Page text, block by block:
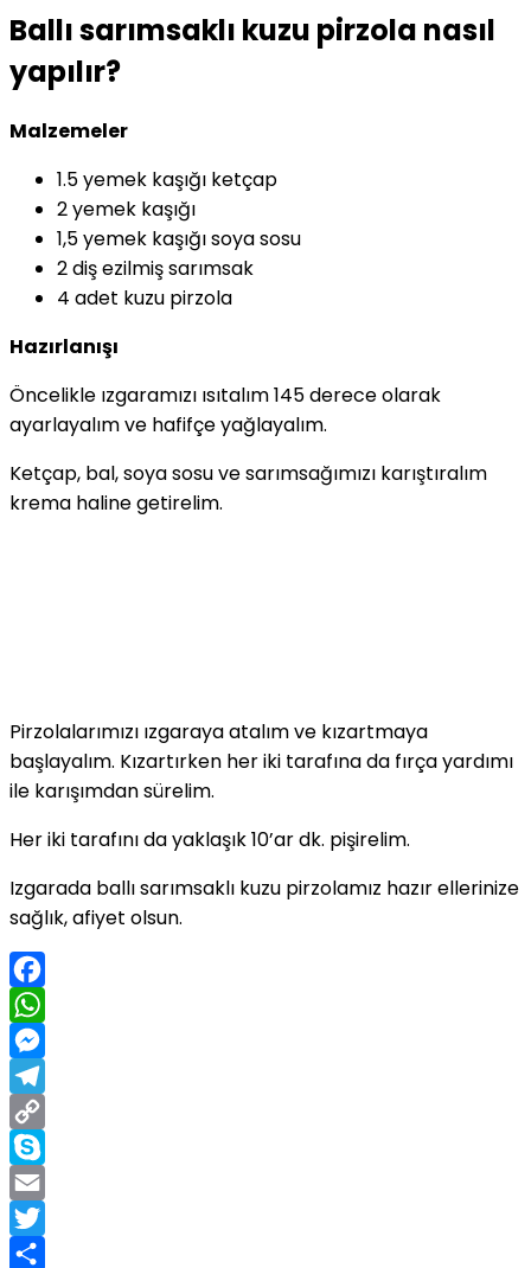
Ballı sarımsaklı kuzu pirzola nasıl
yapılır?
Malzemeler
1.5 yemek kaşığı ketçap
2 yemek kaşığı
1,5 yemek kaşığı soya sosu
2 diş ezilmiş sarımsak
4 adet kuzu pirzola
Hazırlanışı
Öncelikle ızgaramızı ısıtalım 145 derece olarak
ayarlayalım ve hafifçe yağlayalım.
Ketçap, bal, soya sosu ve sarımsağımızı karıştıralım
krema haline getirelim.
Pirzolalarımızı ızgaraya atalım ve kızartmaya
başlayalım. Kızartırken her iki tarafına da fırça yardımı
ile karışımdan sürelim.
Her iki tarafını da yaklaşık 10’ar dk. pişirelim.
Izgarada ballı sarımsaklı kuzu pirzolamız hazır ellerinize
sağlık, afiyet olsun.
Facebook
WhatsApp
Messenger
Telegram
Copy
Link
Skype
Email
Twitter